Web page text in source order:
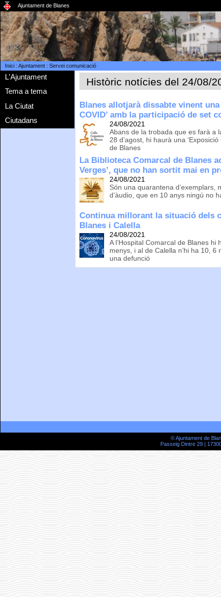
Ajuntament de Blanes
Inici: Ajuntament: Servei comunicació
L'Ajuntament
Tema a tema
La Ciutat
Ciutadans
Històric notícies del 24/08/
Blanes allotjarà dissabte vinent
COVID’ amb la participació de set
24/08/2021
Abans de la trobada que es farà a
28 d’agost, hi haurà una
de Blanes
La Biblioteca Comarcal de Blanes
Verges’, que no han sortit mai en
24/08/2021
Són una quarantena d’exemplars,
d’àudio, que en 10 anys ningú no
Continua millorant la situació dels
Blanes i Calella
24/08/2021
A l’Hospital Comarcal de Blanes
menys, i al de Calella n’hi ha 10,
una defunció
© Ajuntament de
Passeig Dintre 29 |